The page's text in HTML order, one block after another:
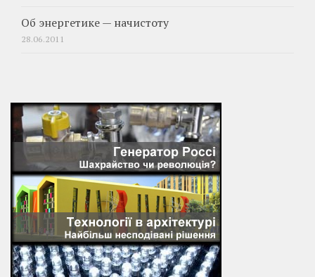
Об энергетике — начистоту
28.06.2011